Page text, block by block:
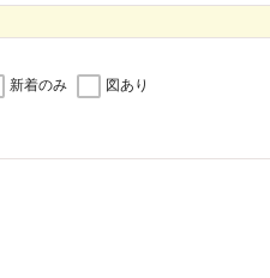
新着のみ 図あり